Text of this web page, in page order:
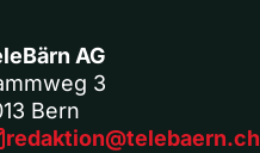
AG
3
Bern
redaktion@telebaern.ch